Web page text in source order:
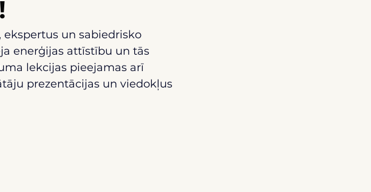
un sabiedrisko
enerģijas attīstību un tās
lekcijas pieejamas arī
prezentācijas un viedokļus